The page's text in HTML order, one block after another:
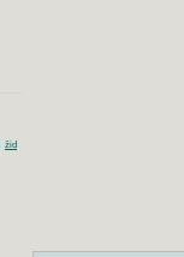
žid